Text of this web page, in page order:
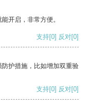
开启，非常方便。
支持[0] 反对[0]
护措施，比如增加双重验
支持[0] 反对[0]